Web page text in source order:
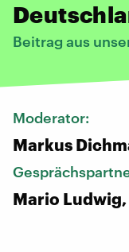
Beitrag aus
Moderator:
Markus
Mario